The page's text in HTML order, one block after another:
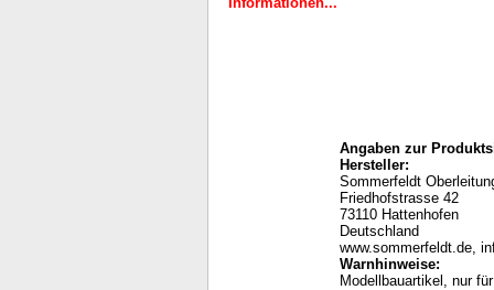
Angaben zur
Hersteller:
Sommerfeldt
Friedhofstrasse 42
73110 Hattenhofen
Deutschland
www.sommerfeldt.de,
Warnhinweise:
Modellbauartikel, nur